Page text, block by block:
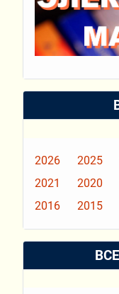
2026 2025
2021
2020
2016
2015